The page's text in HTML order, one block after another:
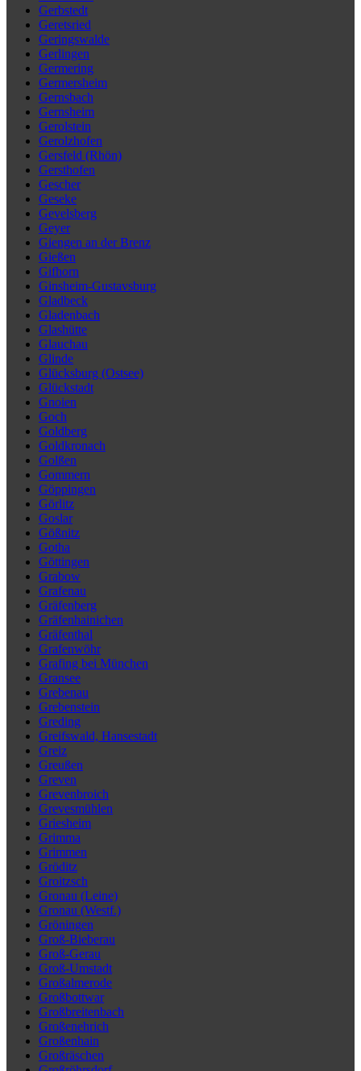
Gerbstedt
Geretsried
Geringswalde
Gerlingen
Germering
Germersheim
Gernsbach
Gernsheim
Gerolstein
Gerolzhofen
Gersfeld (Rhön)
Gersthofen
Gescher
Geseke
Gevelsberg
Geyer
Giengen an der Brenz
Gießen
Gifhorn
Ginsheim-Gustavsburg
Gladbeck
Gladenbach
Glashütte
Glauchau
Glinde
Glücksburg (Ostsee)
Glückstadt
Gnoien
Goch
Goldberg
Goldkronach
Golßen
Gommern
Göppingen
Görlitz
Goslar
Gößnitz
Gotha
Göttingen
Grabow
Grafenau
Gräfenberg
Gräfenhainichen
Gräfenthal
Grafenwöhr
Grafing bei München
Gransee
Grebenau
Grebenstein
Greding
Greifswald, Hansestadt
Greiz
Greußen
Greven
Grevenbroich
Grevesmühlen
Griesheim
Grimma
Grimmen
Gröditz
Groitzsch
Gronau (Leine)
Gronau (Westf.)
Gröningen
Groß-Bieberau
Groß-Gerau
Groß-Umstadt
Großalmerode
Großbottwar
Großbreitenbach
Großenehrich
Großenhain
Großräschen